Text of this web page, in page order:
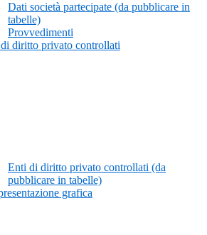
Dati società partecipate (da pubblicare in
tabelle)
Provvedimenti
diritto privato controllati
Enti di diritto privato controllati (da
pubblicare in tabelle)
grafica